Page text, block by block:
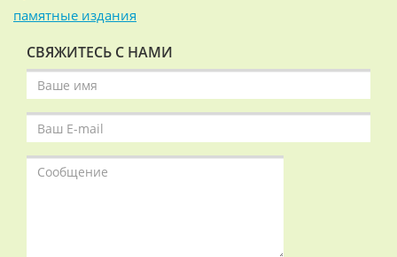
памятные издания
СВЯЖИТЕСЬ С НАМИ